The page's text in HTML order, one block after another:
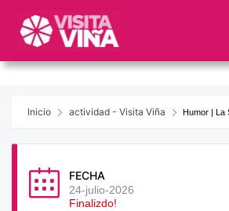
este
web
sistemaInicio actividad - Visita Viña Humor | La
FECHA
24-julio-2026
Finalizdo!